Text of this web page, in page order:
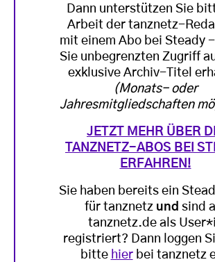
Dann unterstützen Sie
Arbeit der tanznetz-
mit einem Abo bei Steady
Sie unbegrenzten Zugriff
exklusive Archiv-Titel
(Monats- oder
Jahresmitgliedschaften
JETZT MEHR ÜBER
TANZNETZ-ABOS BEI
ERFAHREN!
Sie haben bereits ein
für tanznetz und sind
tanznetz.de als
registriert? Dann loggen
bitte hierbei tanznetz